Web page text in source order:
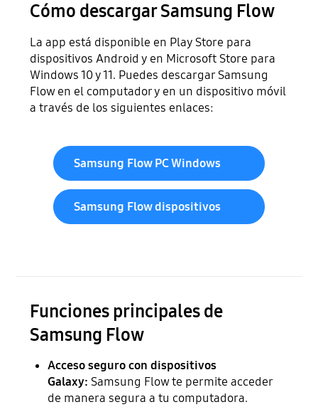
Cómo descargar Samsung Flow
La app está disponible en Play Store para
dispositivos Android y en Microsoft Store para
Windows 10 y 11. Puedes descargar Samsung
Flow en el computador y en un dispositivo móvil
a través de los siguientes enlaces:
Samsung Flow PC Windows
Samsung Flow dispositivos
Funciones principales de
Samsung Flow
Acceso seguro con dispositivos
Galaxy: Samsung Flow te permite acceder
de manera segura a tu computadora.